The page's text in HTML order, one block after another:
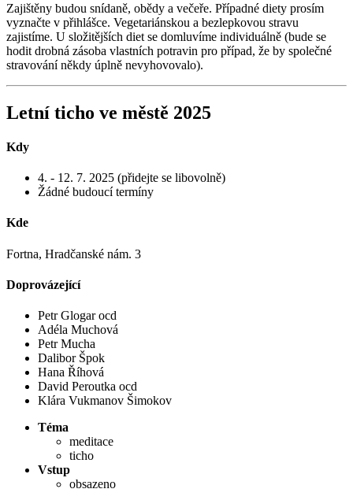
Zajištěny budou snídaně, obědy a večeře. Případné diety prosím
vyznačte v přihlášce. Vegetariánskou a bezlepkovou stravu
zajistíme. U složitějších diet se domluvíme individuálně (bude se
hodit drobná zásoba vlastních potravin pro případ, že by společné
stravování někdy úplně nevyhovovalo).
Letní ticho ve městě 2025
Kdy
4. - 12. 7. 2025 (přidejte se libovolně)
Žádné budoucí termíny
Kde
Fortna, Hradčanské nám. 3
Doprovázející
Petr Glogar ocd
Adéla Muchová
Petr Mucha
Dalibor Špok
Hana Říhová
David Peroutka ocd
Klára Vukmanov Šimokov
Téma
meditace
ticho
Vstup
obsazeno